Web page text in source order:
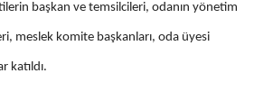
İstanbul
başkan ve temsilcileri, odanın yönetim
meslek komite başkanları, oda üyesi
katıldı.